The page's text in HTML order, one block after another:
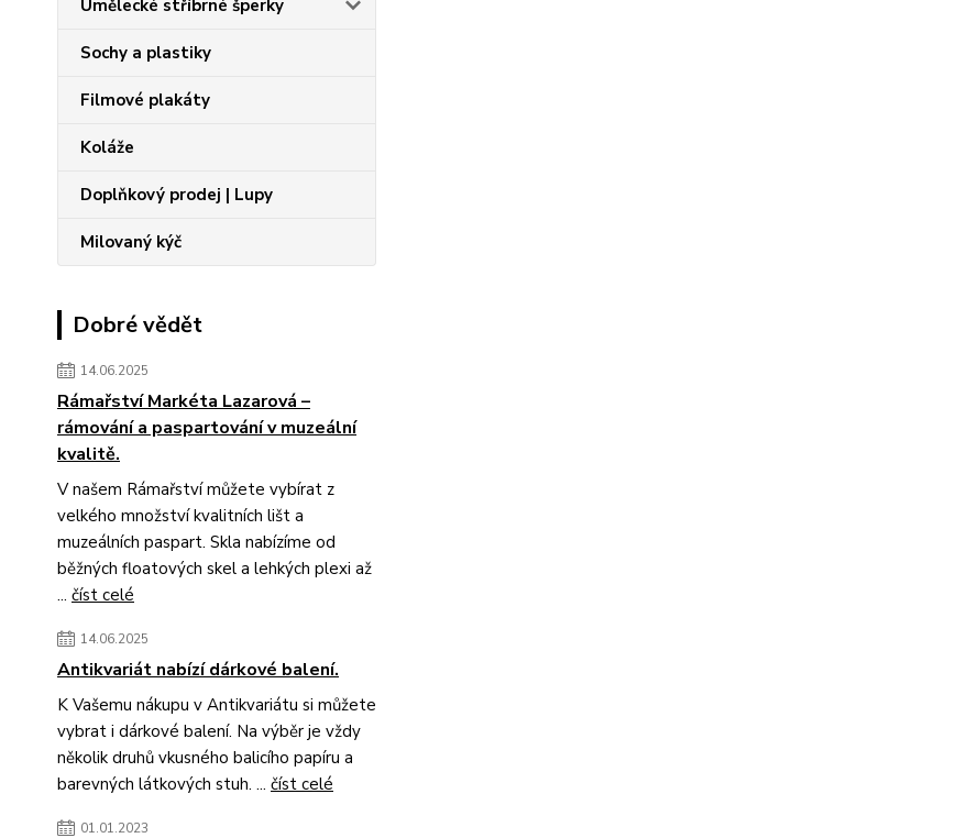
Umělecké stříbrné šperky
Sochy a plastiky
Filmové plakáty
Koláže
Doplňkový prodej | Lupy
Milovaný kýč
Dobré vědět
14.06.2025
Rámařství Markéta Lazarová –
rámování a paspartování v muzeální
kvalitě.
V našem Rámařství můžete vybírat z
velkého množství kvalitních lišt a
muzeálních paspart. Skla nabízíme od
běžných floatových skel a lehkých plexi až
... číst celé
14.06.2025
Antikvariát nabízí dárkové balení.
K Vašemu nákupu v Antikvariátu si můžete
vybrat i dárkové balení. Na výběr je vždy
několik druhů vkusného balicího papíru a
barevných látkových stuh. ... číst celé
01.01.2023